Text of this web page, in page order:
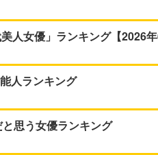
人女優」ランキング【2026年
人ランキング
思う女優ランキング